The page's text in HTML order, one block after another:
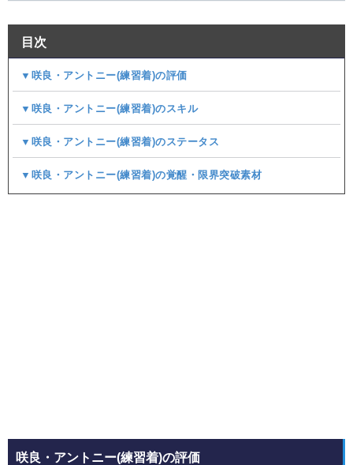
目次
▼咲良・アントニー(練習着)の評価
▼咲良・アントニー(練習着)のスキル
▼咲良・アントニー(練習着)のステータス
▼咲良・アントニー(練習着)の覚醒・限界突破素材
咲良・アントニー(練習着)の評価